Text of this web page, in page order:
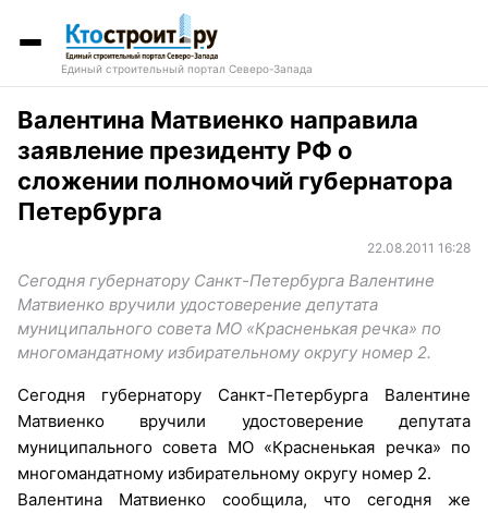
Единый строительный портал Северо-Запада
Валентина Матвиенко направила
заявление президенту РФ о
сложении полномочий губернатора
Петербурга
22.08.2011 16:28
Сегодня губернатору Санкт-Петербурга Валентине
Матвиенко вручили удостоверение депутата
муниципального совета МО «Красненькая речка» по
многомандатному избирательному округу номер 2.
Сегодня губернатору Санкт-Петербурга Валентине
Матвиенко вручили удостоверение депутата
муниципального совета МО «Красненькая речка» по
многомандатному избирательному округу номер 2.
Валентина Матвиенко сообщила, что сегодня же